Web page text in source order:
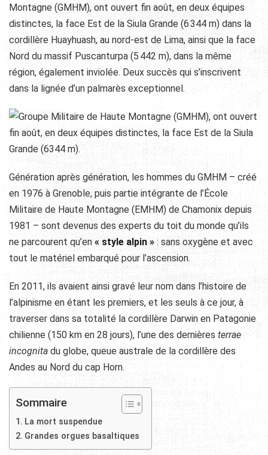
Montagne (GMHM), ont ouvert fin août, en deux équipes
distinctes, la face Est de la Siula Grande (6 344 m) dans la
cordillère Huayhuash, au nord-est de Lima, ainsi que la face
Nord du massif Puscanturpa (5 442 m), dans la même
région, également inviolée. Deux succès qui s’inscrivent
dans la lignée d’un palmarès exceptionnel.
Génération après génération, les hommes du GMHM – créé
en 1976 à Grenoble, puis partie intégrante de l’École
Militaire de Haute Montagne (EMHM) de Chamonix depuis
1981 – sont devenus des experts du toit du monde qu’ils
ne parcourent qu’en « style alpin » : sans oxygène et avec
tout le matériel embarqué pour l’ascension.
En 2011, ils avaient ainsi gravé leur nom dans l’histoire de
l’alpinisme en étant les premiers, et les seuls à ce jour, à
traverser dans sa totalité la cordillère Darwin en Patagonie
chilienne (150 km en 28 jours), l’une des dernières terrae
incognita du globe, queue australe de la cordillère des
Andes au Nord du cap Horn.
Sommaire
La mort suspendue
Grandes orgues basaltiques